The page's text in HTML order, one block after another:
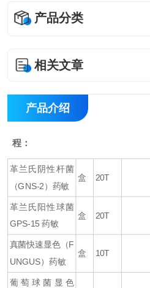
产品分类
相关文章
产品介绍
程：
革兰氏阴性杆菌
（GNS-2） 药敏
盒 20T
革兰氏阳性球菌
GPS-15药敏
盒 20T
真菌快速显色（F
UNGUS）药敏
盒 10T
葡萄球菌显色